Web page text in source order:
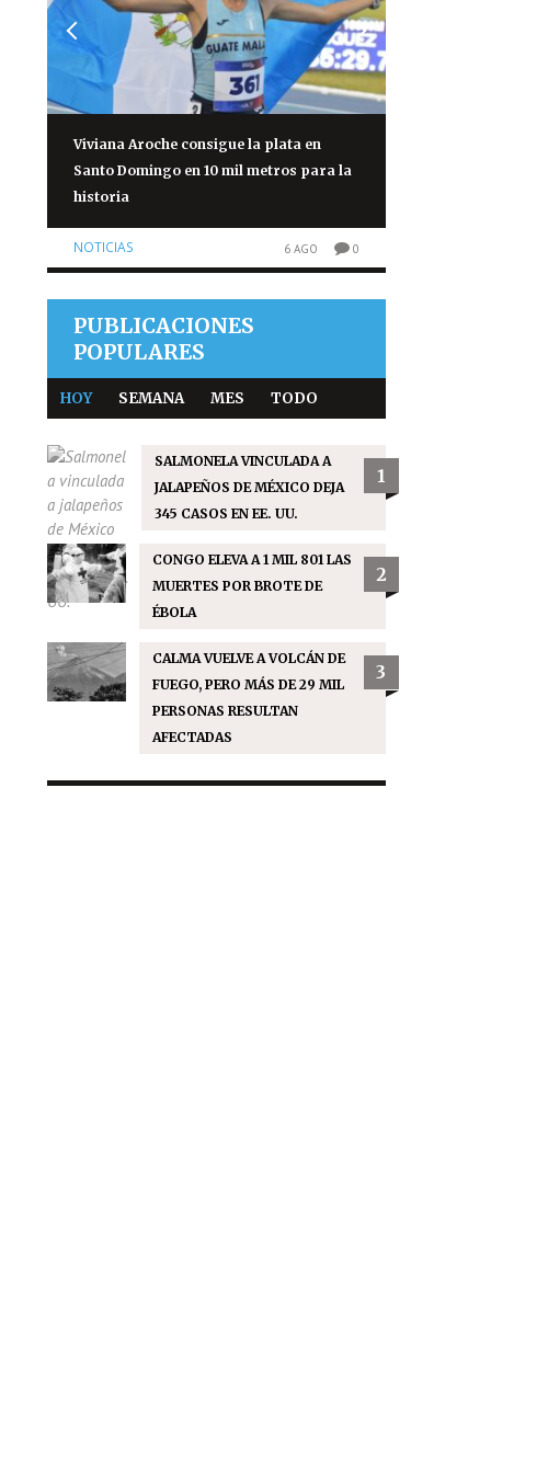
Viviana Aroche consigue la plata en
Santo Domingo en 10 mil metros para la
historia
NOTICIAS 6 AGO 0
PUBLICACIONES
POPULARES
HOY SEMANA MES TODO
SALMONELA VINCULADA A
JALAPEÑOS DE MÉXICO DEJA
345 CASOS EN EE. UU.
1
CONGO ELEVA A 1 MIL 801 LAS
MUERTES POR BROTE DE
ÉBOLA
2
CALMA VUELVE A VOLCÁN DE
FUEGO, PERO MÁS DE 29 MIL
PERSONAS RESULTAN
AFECTADAS
3